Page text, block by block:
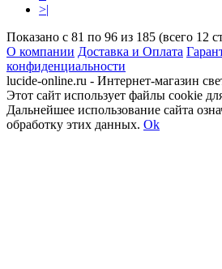
>|
Показано с 81 по 96 из 185 (всего 12
О компании Доставка и Оплата
конфиденциальности
lucide-online.ru - Интернет-магазин
Этот сайт использует файлы cookie
Дальнейшее использование сайта
обработку этих данных. Ok